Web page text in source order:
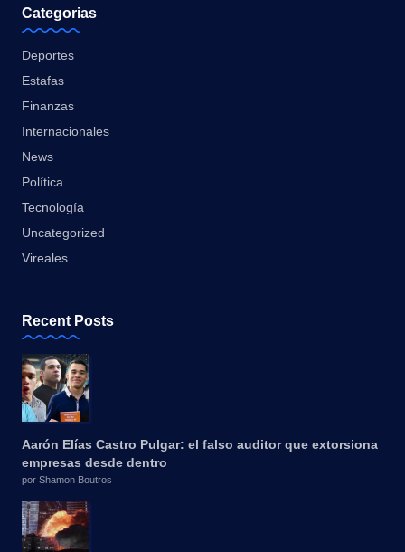
Categorias
Deportes
Estafas
Finanzas
Internacionales
News
Política
Tecnología
Uncategorized
Vireales
Recent Posts
Aarón Elías Castro Pulgar: el falso auditor que extorsiona
empresas desde dentro
por Shamon Boutros